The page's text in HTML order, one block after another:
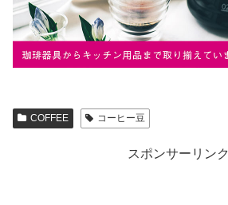
COFFEE コーヒー豆
スポンサーリンク